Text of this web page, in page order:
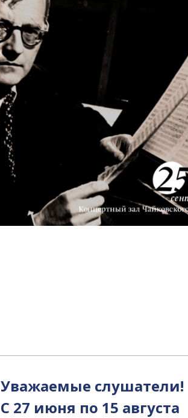
Уважаемые слушатели!
С 27 июня по 15 августа